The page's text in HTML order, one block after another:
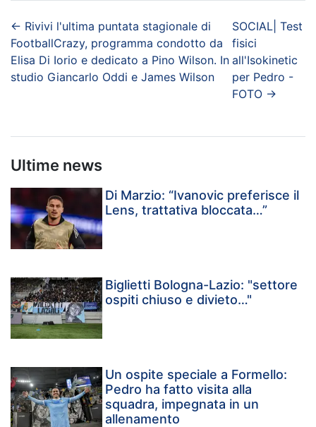
← Rivivi l'ultima puntata stagionale di
FootballCrazy, programma condotto da
Elisa Di Iorio e dedicato a Pino Wilson. In
studio Giancarlo Oddi e James Wilson
SOCIAL| Test
fisici
all'Isokinetic
per Pedro -
FOTO→
Ultime news
Di Marzio: “Ivanovic preferisce il
Lens, trattativa bloccata…”
Biglietti Bologna-Lazio: "settore
ospiti chiuso e divieto…"
Un ospite speciale a Formello:
Pedro ha fatto visita alla
squadra, impegnata in un
allenamento